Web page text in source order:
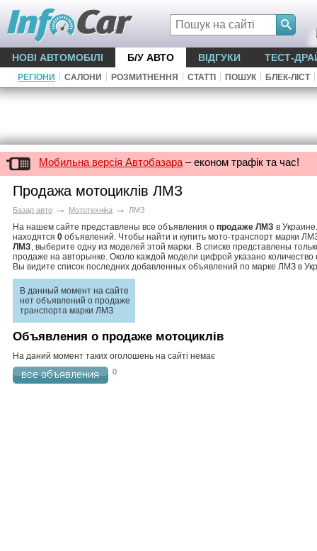
НОВІ АВТОМОБІЛІ Б/У АВТО ВІДГУКИ ТЕСТ-
РЕГІОНИ САЛОНИ РОЗМИТНЕННЯ СТАТТІ ПОШУК БЛЕК-ЛІСТ
Мобильна версія Автобазара – економ трафік та час!
Продажа мотоциклів ЛМЗ
Базар авто → Мототехніка → ЛМЗ
На нашем сайте представлены все объявления о продаже ЛМЗ в
находятся 0 объявлений. Чтобы найти и купить мото-транспорт марки
ЛМЗ, выберите одну из моделей этой марки. В списке представлены
продаже на авторынке. Около каждой модели цифрой указано
Вы видите список последних добавленных объявлений по марке ЛМЗ в
В данный момент на сайте
нет объявлений о продаже
транспорта марки ЛМЗ
Объявления о продаже мотоциклів
На даний момент таких оголошень на сайті немає
0